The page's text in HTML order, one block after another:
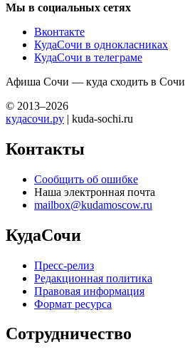
Мы в социальных сетях
Вконтакте
КудаСочи в однокласниках
КудаСочи в телеграме
Афиша Сочи — куда сходить в Сочи
© 2013–2026
кудасочи.ру | kuda-sochi.ru
Контакты
Сообщить об ошибке
Наша электронная почта
mailbox@kudamoscow.ru
КудаСочи
Пресс-релиз
Редакционная политика
Правовая информация
Формат ресурса
Сотрудничество